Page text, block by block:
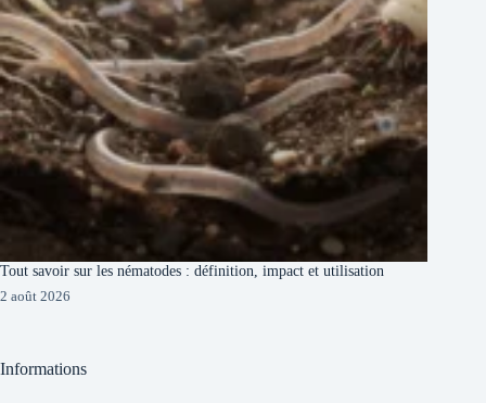
Tout savoir sur les nématodes : définition, impact et utilisation
2 août 2026
Informations